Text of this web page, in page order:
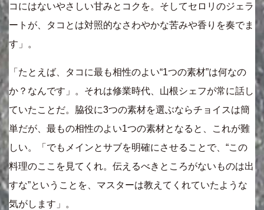
コにはないやさしい甘みとコクを。そしてセロリのジェラ
ートが、タコとは対照的なさわやかな苦みや香りを奏でま
す」。
「たとえば、タコに最も相性のよい“1つの素材”は何なの
か？なんです」。それは修業時代、山根シェフが常に話し
ていたことだ。脇役に3つの素材を選ぶならチョイスは簡
単だが、最もの相性のよい1つの素材となると、これが難
しい。「でもメインとサブを明確にさせることで、“この
料理のここを見てくれ。伝えるべきところがないものは出
すな”ということを、マスターは教えてくれていたような
気がします」。